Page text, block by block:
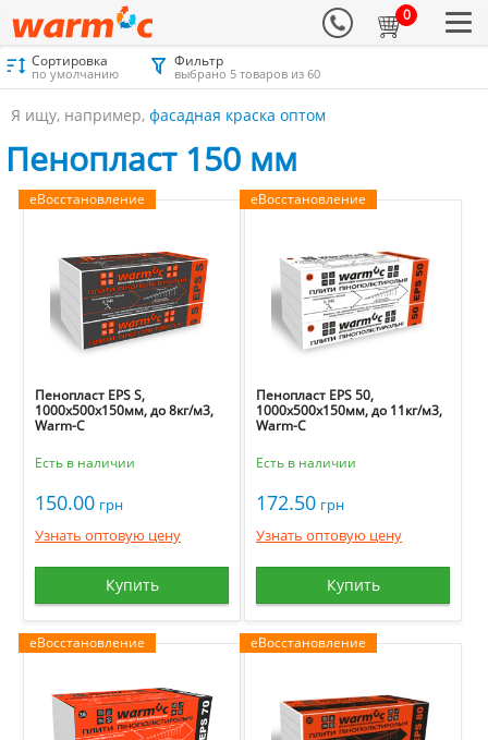
0
Материалы для утепления Каталог
Пенопласт
Пенопласт 150 мм
Я ищу, например, фасадная краска оптом
Сортировка
по умолчанию
Фильтр
выбрано 5 товаров из 60
Пенопласт 150 мм
еВосстановление
Пенопласт EPS S,
1000х500х150мм, до 8кг/м3,
Warm-C
Есть в наличии
150.00 грн
Узнать оптовую цену
Купить
еВосстановление
Пенопласт EPS 50,
1000х500х150мм, до 11кг/м3,
Warm-C
Есть в наличии
172.50 грн
Узнать оптовую цену
Купить
еВосстановление еВосстановление